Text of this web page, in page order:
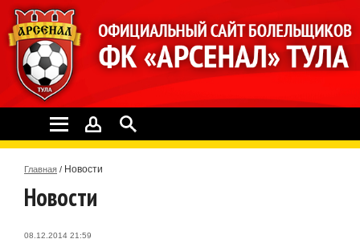
Главная / Новости
Новости
08.12.2014 21:59